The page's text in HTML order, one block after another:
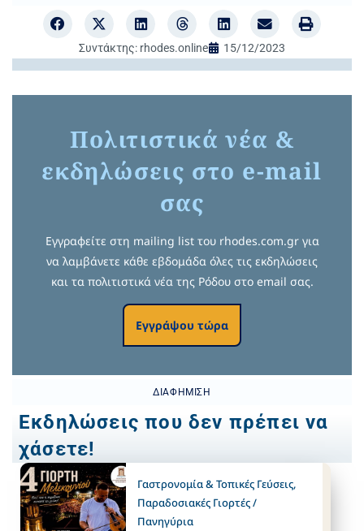
Συντάκτης: rhodes.online 15/12/2023
Πολιτιστικά νέα &
εκδηλώσεις στο e-mail
σας
Εγγραφείτε στη mailing list του rhodes.com.gr για
να λαμβάνετε κάθε εβδομάδα όλες τις εκδηλώσεις
και τα πολιτιστικά νέα της Ρόδου στο email σας.
Εγγράψου τώρα
ΔΙΑΦΉΜΙΣΗ
Εκδηλώσεις που δεν πρέπει να
χάσετε!
Γαστρονομία & Τοπικές Γεύσεις,
Παραδοσιακές Γιορτές /
Πανηγύρια